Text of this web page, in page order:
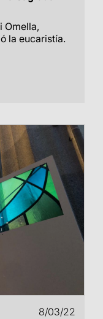
Omella,
la eucaristía.
8/03/22